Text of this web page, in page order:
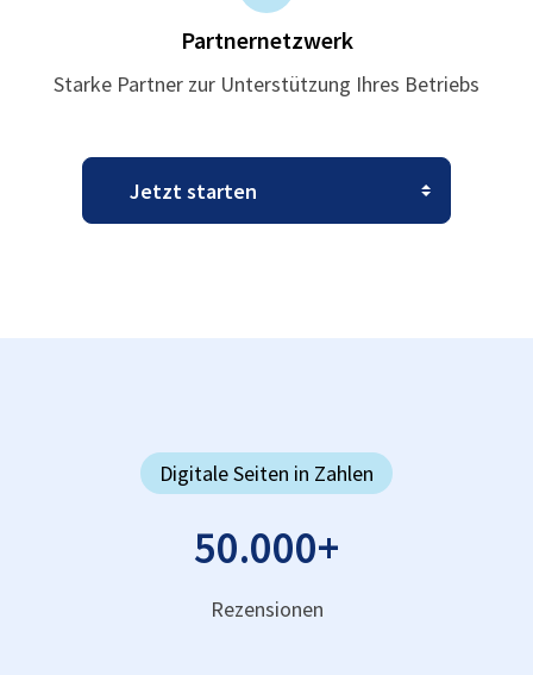
Partnernetzwerk
Starke Partner zur Unterstützung Ihres Betriebs
Digitale Seiten in Zahlen
50.000+
Rezensionen